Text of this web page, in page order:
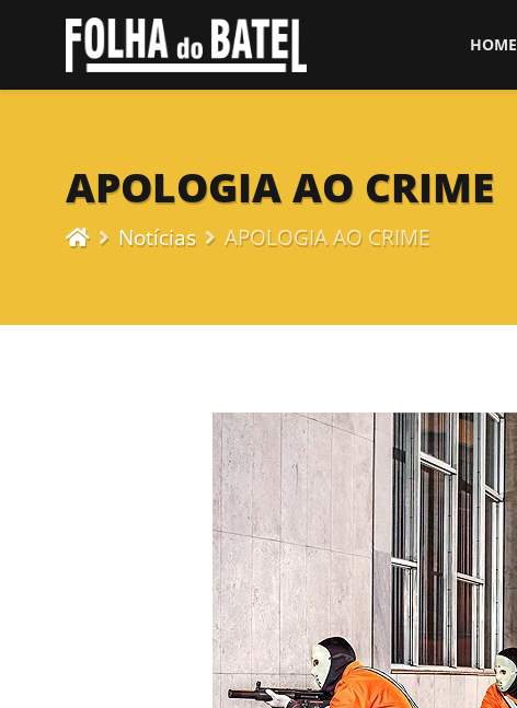
HOME
APOLOGIA AO CRIME
Notícias APOLOGIA AO CRIME